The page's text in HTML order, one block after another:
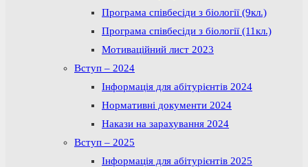
Програма співбесіди з біології (9кл.)
Програма співбесіди з біології (11кл.)
Мотиваційний лист 2023
Вступ – 2024
Інформація для абітурієнтів 2024
Нормативні документи 2024
Накази на зарахування 2024
Вступ – 2025
Інформація для абітурієнтів 2025